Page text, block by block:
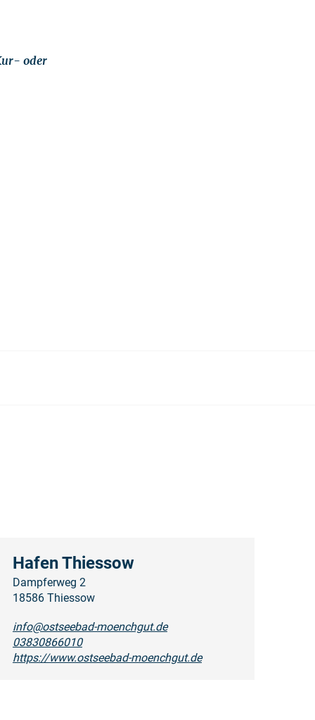
oder
Hafen Thiessow
Dampferweg 2
18586 Thiessow
info@ostseebad-moenchgut.de
03830866010
https://www.ostseebad-moenchgut.de